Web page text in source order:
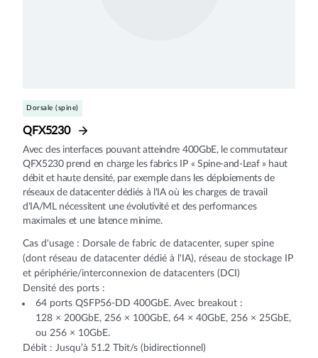
Dorsale (spine)
QFX5230
Avec des interfaces pouvant atteindre 400GbE, le commutateur
QFX5230 prend en charge les fabrics IP « Spine-and-Leaf » haut
débit et haute densité, par exemple dans les déploiements de
réseaux de datacenter dédiés à l'IA où les charges de travail
d'IA/ML nécessitent une évolutivité et des performances
maximales et une latence minime.
Cas d'usage : Dorsale de fabric de datacenter, super spine
(dont réseau de datacenter dédié à l'IA), réseau de stockage IP
et périphérie/interconnexion de datacenters (DCI)
Densité des ports :
64 ports QSFP56-DD 400GbE. Avec breakout :
128 × 200GbE, 256 × 100GbE, 64 × 40GbE, 256 × 25GbE,
ou 256 × 10GbE.
Débit : Jusqu’à 51.2 Tbit/s (bidirectionnel)